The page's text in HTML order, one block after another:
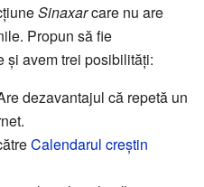
Sinaxarcare nu are
Propun să fie
și avem trei posibilități:
dezavantajul că repetă un
Calendarul creştin